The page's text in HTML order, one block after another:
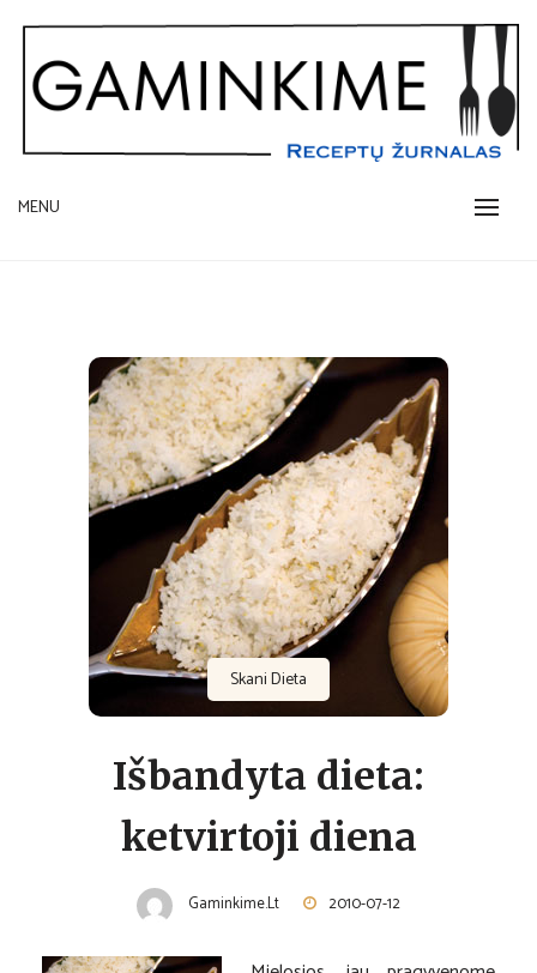
content
GAMINKIME.LT
receptų žurnalas
MENU
Skani Dieta
Išbandyta dieta:
ketvirtoji diena
Gaminkime.lt 2010-07-12